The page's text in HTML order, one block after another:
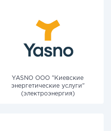
YASNO OOO "Киевские
энергетические услуги"
(электроэнергия)